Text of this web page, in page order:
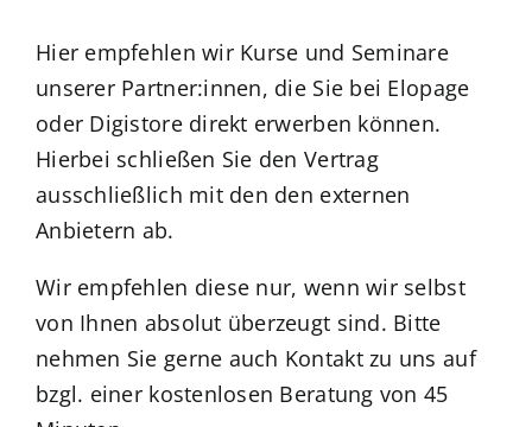
Schreib dein Buch
Kundenstimmen
Kuntur Verlag
Shop
Hier empfehlen wir Kurse und Seminare
unserer Partner:innen, die Sie bei Elopage
oder Digistore direkt erwerben können.
Hierbei schließen Sie den Vertrag
ausschließlich mit den den externen
Anbietern ab.
Wir empfehlen diese nur, wenn wir selbst
von Ihnen absolut überzeugt sind. Bitte
nehmen Sie gerne auch Kontakt zu uns auf
bzgl. einer kostenlosen Beratung von 45